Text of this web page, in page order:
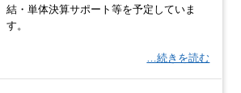
結・単体決算サポート等を予定していま
す。
…続きを読む